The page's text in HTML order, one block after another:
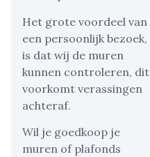
Het grote voordeel van
een persoonlijk bezoek,
is dat wij de muren
kunnen controleren, dit
voorkomt verassingen
achteraf.
Wil je goedkoop je
muren of plafonds